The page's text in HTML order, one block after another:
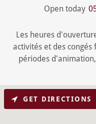
Open today
Les heures
activités et des
périodes
GET DIRECTIONS